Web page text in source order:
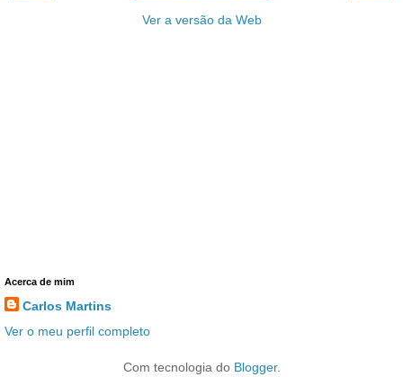
Ver a versão da Web
Acerca de mim
Carlos Martins
Ver o meu perfil completo
Com tecnologia do Blogger.